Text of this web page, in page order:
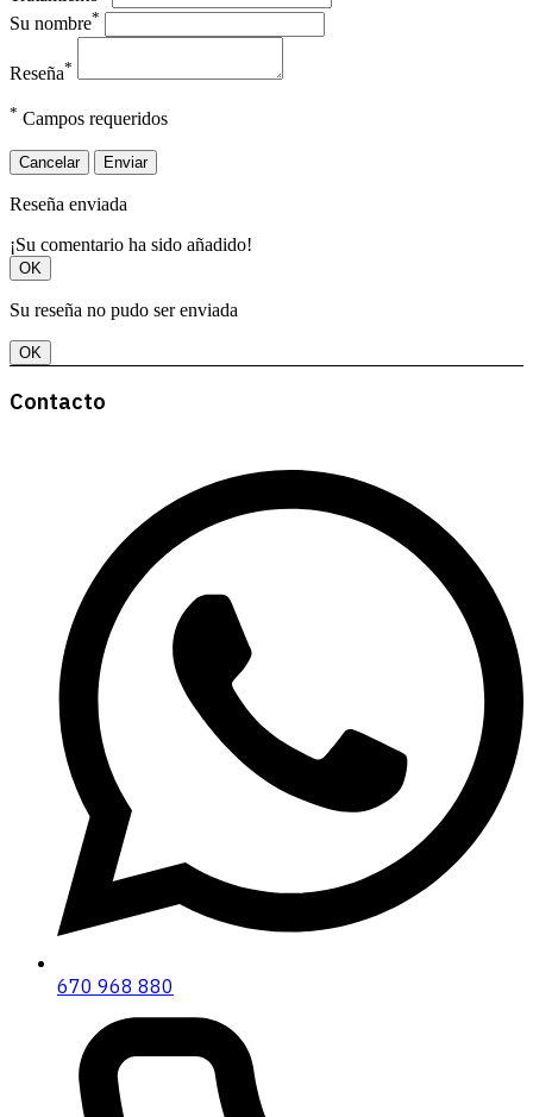
Su nombre*
Reseña*
* Campos requeridos
Cancelar Enviar
Reseña enviada
¡Su comentario ha sido añadido!
OK
Su reseña no pudo ser enviada
OK
Contacto
670 968 880